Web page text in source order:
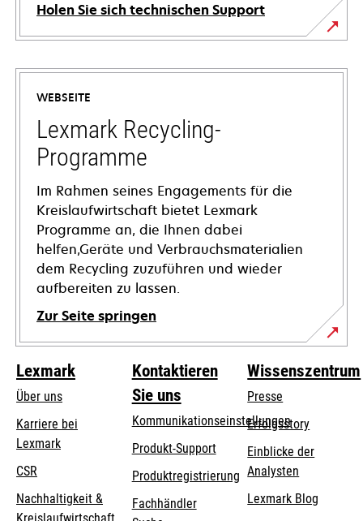
Holen Sie sich technischen Support
wird
in
neuen
Registerkarte
geöffnet
WEBSEITE
Lexmark Recycling-
Programme
Im Rahmen seines Engagements für die
Kreislaufwirtschaft bietet Lexmark
Programme an, die Ihnen dabei
helfen,Geräte und Verbrauchsmaterialien
dem Recycling zuzuführen und wieder
aufbereiten zu lassen.
Zur Seite springen
Lexmark
Über uns
Karriere bei
Lexmark
CSR
Nachhaltigkeit &
Kontaktieren
Sie uns
Kommunikationseinstellungen
wird
in
einer
neuen
Produkt-Supportwird
einer
neuen
Produktregistrierung
Fachhändler
Wissenszentrum
Presse
Erfolgsstory
Einblicke der
Analysten
Lexmark Blog